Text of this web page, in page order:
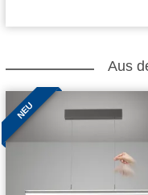
Aus
NEU